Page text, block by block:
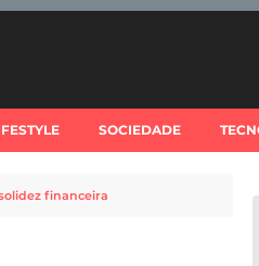
SOCIEDADE
financeira